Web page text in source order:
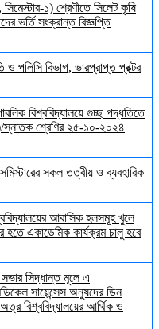
১) শ্রেণীতে সিলেট কৃষি
ভর্তি সংক্রান্ত বিজ্ঞপ্তি
পলিসি বিভাগ, ভারপ্রাপ্ত প্রক্টর
বিশ্ববিদ্যালয়ে গুচ্ছ পদ্ধতিতে
স্নাতক শ্রেণির ২৫-১০-২০২৪
সকল তত্বীয় ও ব্যবহারিক
আবাসিক হলসমূহ খুলে
একাডেমিক কার্যক্রম চালু হবে
সিদ্ধান্ত মূলে এ
সায়েন্সেস অনুষদের ডিন
বিশ্ববিদ্যালয়ের আর্থিক ও